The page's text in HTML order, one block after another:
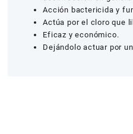
Acción bactericida y
Actúa por el cloro que
Eficaz y económico.
Dejándolo actuar por